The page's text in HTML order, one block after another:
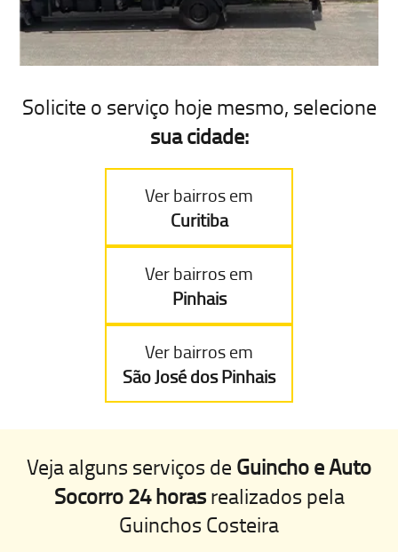
Solicite o serviço hoje mesmo, selecione
sua cidade:
Ver bairros em
Curitiba
Ver bairros em
Pinhais
Ver bairros em
São José dos Pinhais
Veja alguns serviços de Guincho e Auto
Socorro 24 horasrealizados pela
Guinchos Costeira